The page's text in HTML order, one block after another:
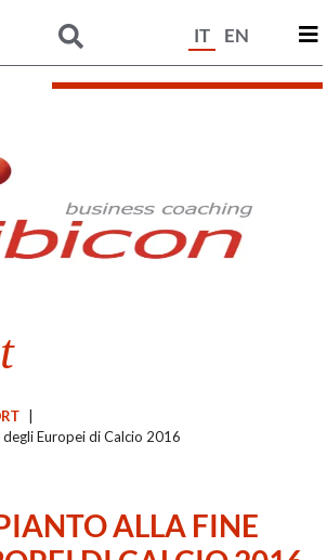
IT EN
degli Europei di Calcio 2016
ALLA FINE